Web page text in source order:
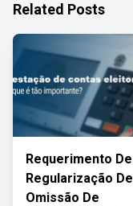
Related Posts
Requerimento De
Regularização De
Omissão De